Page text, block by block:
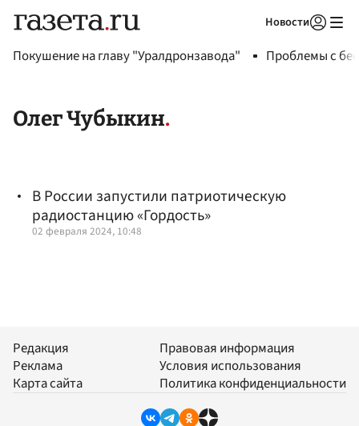
Новости
Покушение на главу "Уралдронзавода" Проблемы с
Олег Чубыкин
В России запустили патриотическую
радиостанцию «Гордость»
02 февраля 2024, 10:48
Редакция
Реклама
Карта сайта
Правовая информация
Условия использования
Политика конфиденциальности